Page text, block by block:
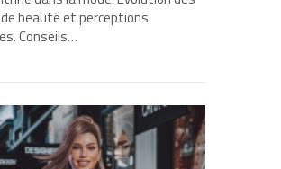
beauté et perceptions
Conseils…